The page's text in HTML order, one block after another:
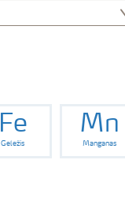
Fe
Geležis
Mn
Manganas